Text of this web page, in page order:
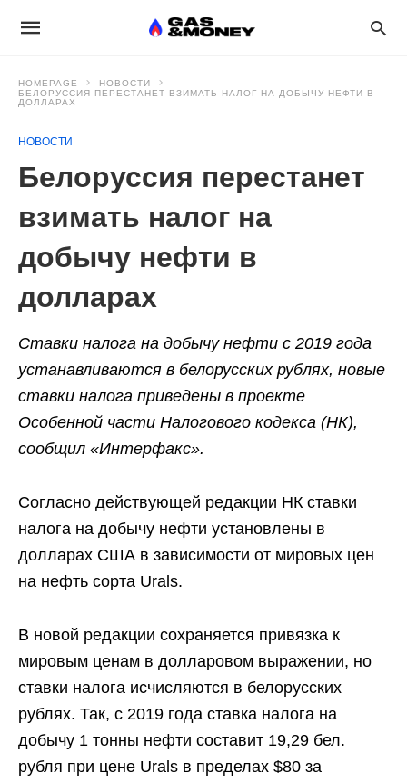
HOMEPAGE
НОВОСТИ
БЕЛОРУССИЯ ПЕРЕСТАНЕТ ВЗИМАТЬ НАЛОГ НА ДОБЫЧУ НЕФТИ В
ДОЛЛАРАХ
НОВОСТИ
Белоруссия перестанет
взимать налог на
добычу нефти в
долларах
Ставки налога на добычу нефти с 2019 года
устанавливаются в белорусских рублях, новые
ставки налога приведены в проекте
Особенной части Налогового кодекса (НК),
сообщил «Интерфакс».
Согласно действующей редакции НК ставки
налога на добычу нефти установлены в
долларах США в зависимости от мировых цен
на нефть сорта Urals.
В новой редакции сохраняется привязка к
мировым ценам в долларовом выражении, но
ставки налога исчисляются в белорусских
рублях. Так, с 2019 года ставка налога на
добычу 1 тонны нефти составит 19,29 бел.
рубля при цене Urals в пределах $80 за